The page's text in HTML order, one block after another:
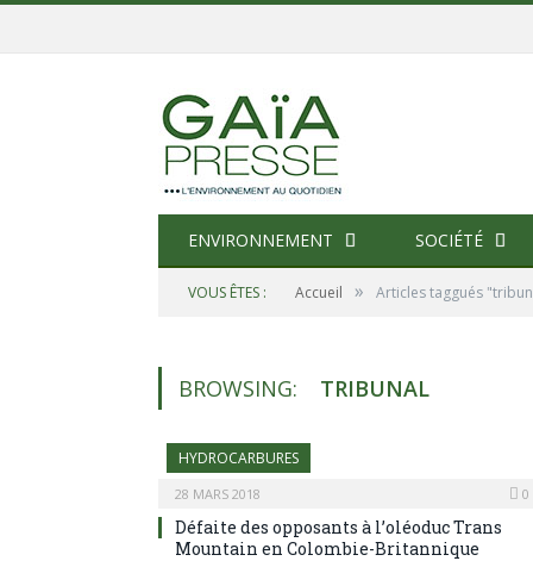
ENVIRONNEMENT SOCIÉTÉ
VOUS ÊTES : Accueil » Articles taggués
BROWSING: TRIBUNAL
HYDROCARBURES
28 MARS 2018 0
Défaite des opposants à l’oléoduc Trans
Mountain en Colombie-Britannique